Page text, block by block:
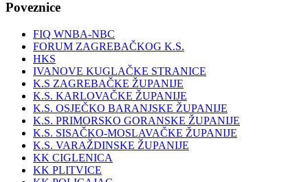
Poveznice
FIQ WNBA-NBC
FORUM ZAGREBAČKOG K.S.
HKS
IVANOVE KUGLAČKE STRANICE
K.S ZAGREBAČKE ŽUPANIJE
K.S. KARLOVAČKE ŽUPANIJE
K.S. OSJEČKO BARANJSKE ŽUPANIJE
K.S. PRIMORSKO GORANSKE ŽUPANIJE
K.S. SISAČKO-MOSLAVAČKE ŽUPANIJE
K.S. VARAŽDINSKE ŽUPANIJE
KK CIGLENICA
KK PLITVICE